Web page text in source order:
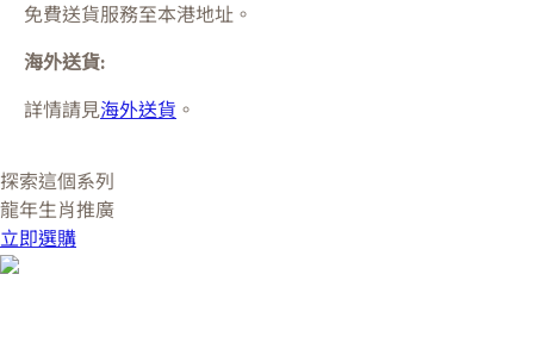
免費送貨服務至本港地址。
海外送貨:
詳情請見海外送貨 。
探索這個系列
龍年生肖推廣
立即選購